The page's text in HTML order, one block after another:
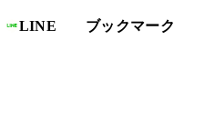
LINE
ブックマーク